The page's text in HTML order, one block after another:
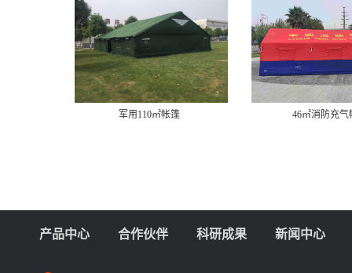
46㎡消防充气帐篷 12㎡
产品中心 合作伙伴 科研成果 新闻中心